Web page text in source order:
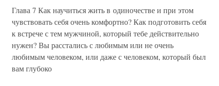
Глава 7 Как научиться жить в одиночестве и при этом
чувствовать себя очень комфортно? Как подготовить себя
к встрече с тем мужчиной, который тебе действительно
нужен? Вы расстались с любимым или не очень
любимым человеком, или даже с человеком, который был
вам глубоко